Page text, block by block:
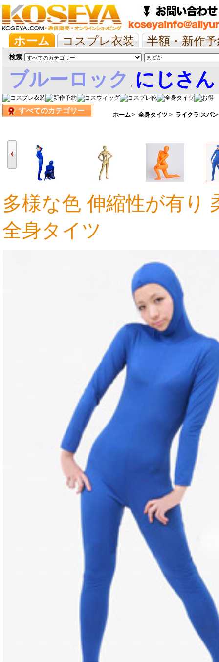
ホーム コスプレ衣装
半額・新作
抱き枕/布団/シーツ
ツイステ ウマ
検索
ブルーロック , にじさ
娘すべてのカテゴリー ホーム > 全身タイツ > ライクラ スパ
5,367円 7,655円 6,685円
多様な色 伸縮性が有り
全身タイツ